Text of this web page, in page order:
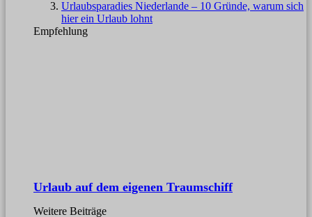
Urlaubsparadies Niederlande – 10 Gründe, warum sich
hier ein Urlaub lohnt
Empfehlung
Urlaub auf dem eigenen Traumschiff
Weitere Beiträge